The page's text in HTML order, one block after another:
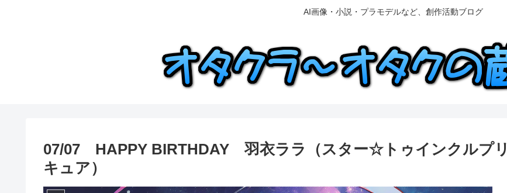
AI画像・小説・プラモデルなど、創作活動ブログ
07/07 HAPPY BIRTHDAY 羽衣ララ（スター☆トゥインクルプリ
キュア）